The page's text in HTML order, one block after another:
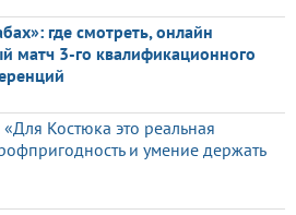
где смотреть, онлайн
матч 3-го квалификационного
Костюка это реальная
и умение держать